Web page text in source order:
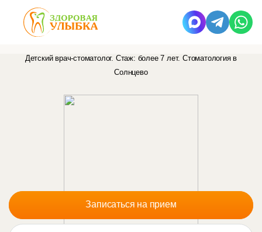
Поступайло
Татьяна Николаевна
Детский врач-стоматолог. Стаж: более 7 лет. Стоматология в
Солнцево
Записаться на прием